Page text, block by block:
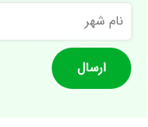
نام
شهر